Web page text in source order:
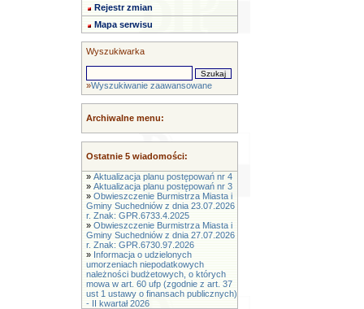
Rejestr zmian
Mapa serwisu
Wyszukiwarka
»Wyszukiwanie zaawansowane
Archiwalne menu:
Ostatnie 5 wiadomości:
» Aktualizacja planu postępowań nr 4
» Aktualizacja planu postępowań nr 3
» Obwieszczenie Burmistrza Miasta i
Gminy Suchedniów z dnia 23.07.2026
r. Znak: GPR.6733.4.2025
» Obwieszczenie Burmistrza Miasta i
Gminy Suchedniów z dnia 27.07.2026
r. Znak: GPR.6730.97.2026
» Informacja o udzielonych
umorzeniach niepodatkowych
należności budżetowych, o których
mowa w art. 60 ufp (zgodnie z art. 37
ust 1 ustawy o finansach publicznych)
- II kwartał 2026